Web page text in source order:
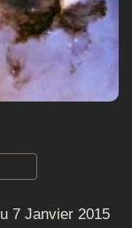
7 Janvier 2015